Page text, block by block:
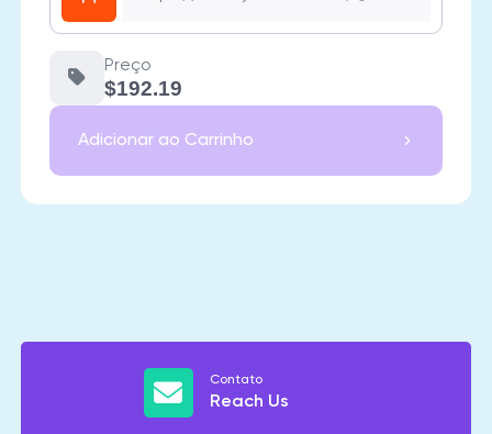
Preço
$192.19
Adicionar ao Carrinho
Contato
Reach Us